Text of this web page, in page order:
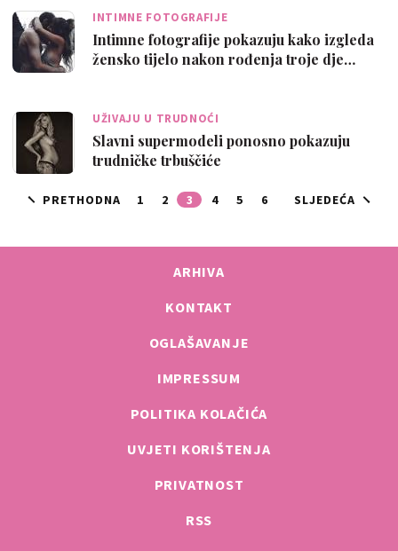
INTIMNE FOTOGRAFIJE
Intimne fotografije pokazuju kako izgleda
žensko tijelo nakon rođenja troje dje…
UŽIVAJU U TRUDNOĆI
Slavni supermodeli ponosno pokazuju
trudničke trbuščiće
PRETHODNA 1 2 3 4 5 6 SLJEDEĆA
ARHIVA
KONTAKT
OGLAŠAVANJE
IMPRESSUM
POLITIKA KOLAČIĆA
UVJETI KORIŠTENJA
PRIVATNOST
RSS